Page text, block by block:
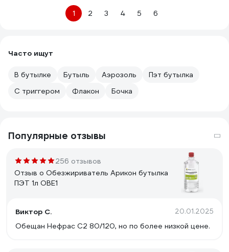
1 2 3 4 5 6
Часто ищут
В бутылке Бутыль Аэрозоль
Пэт бутылка
С триггером
Флакон Бочка
Популярные отзывы
256 отзывов
Отзыв о Обезжириватель Арикон бутылка
ПЭТ 1л OBE1
Виктор С. 20.01.2025
Обещан Нефрас С2 80/120, но по более низкой цене.